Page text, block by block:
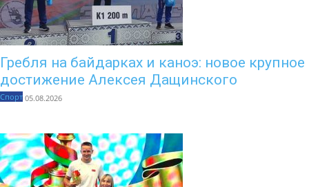
Гребля на байдарках и каноэ: новое крупное
достижение Алексея Дащинского
Спорт 05.08.2026